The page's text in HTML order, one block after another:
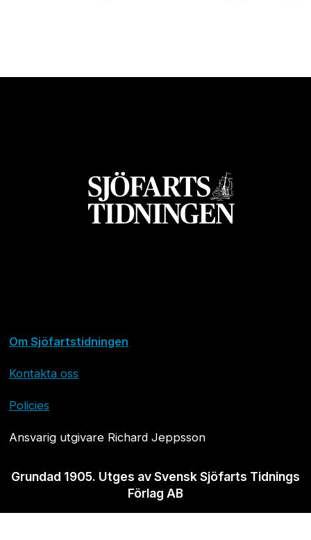
Om Sjöfartstidningen
Kontakta oss
Policies
Ansvarig utgivare Richard Jeppsson
Grundad 1905. Utges av Svensk Sjöfarts Tidnings
Förlag AB